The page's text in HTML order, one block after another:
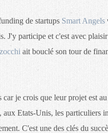
de startups Smart Angels
J'y participe et c'est avec
ait bouclé son tour de
car je crois que leur projet est
Etats-Unis, les particuliers
C'est une des clés du